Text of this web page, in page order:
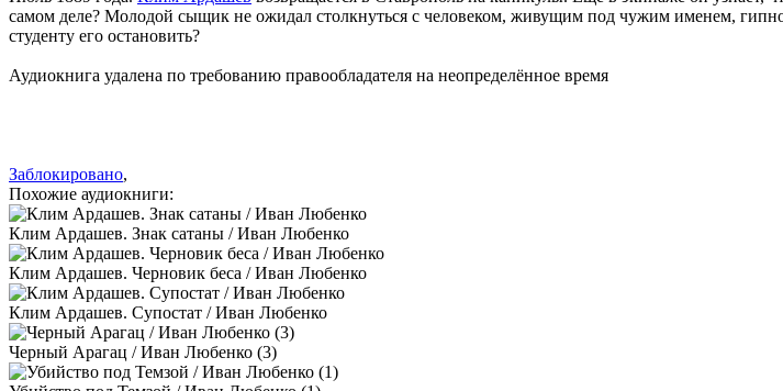
самом деле? Молодой сыщик не ожидал столкнуться с человеком, живущим под чужим именем,
студенту его остановить?
Аудиокнига удалена по требованию правообладателя на неопределённое время
Заблокировано,
Похожие аудиокниги:
Клим Ардашев. Знак сатаны / Иван Любенко
Клим Ардашев. Черновик беса / Иван Любенко
Клим Ардашев. Супостат / Иван Любенко
Черный Арагац / Иван Любенко (3)